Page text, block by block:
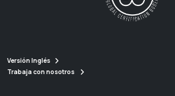
Versión Inglés
Trabaja con nosotros